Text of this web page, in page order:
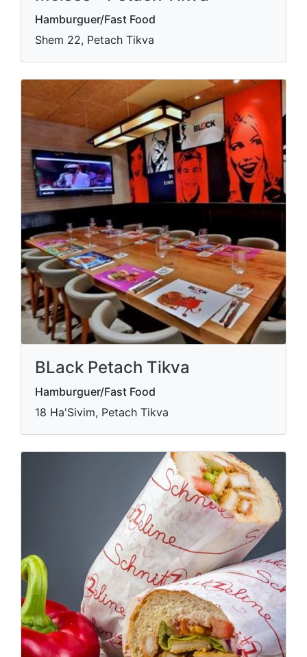
Hamburguer/Fast Food
Shem 22, Petach Tikva
BLack Petach Tikva
Hamburguer/Fast Food
18 Ha'Sivim, Petach Tikva